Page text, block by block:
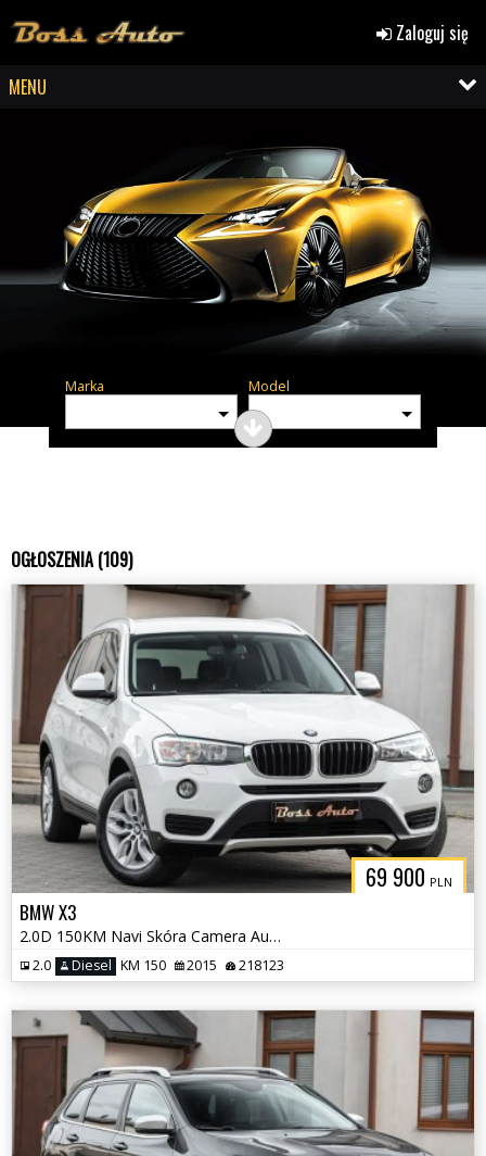
Zaloguj się
MENU
Marka Model
OGŁOSZENIA (109)
69 900 PLN
BMW X3
2.0D 150KM Navi Skóra Camera Automat Full Serwis ASO !! Polecam !!
2.0 Diesel KM 150 2015 218123